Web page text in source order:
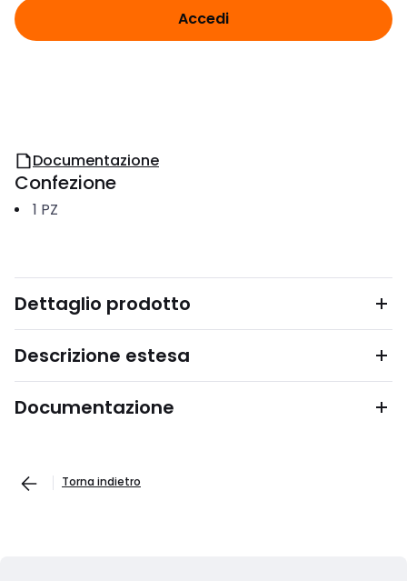
Accedi
Documentazione
Confezione
1 PZ
Dettaglio prodotto
Descrizione estesa
Documentazione
Torna indietro